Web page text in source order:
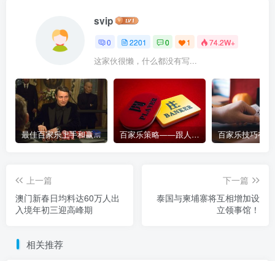
svip
0 2201 0 1 74.2W+
这家伙很懒，什么都没有写...
最佳百家乐上手和赢钱指南 – 终极版 百家乐策略——跟人胜过跟路
上一篇
澳门新春日均料达60万人出
入境年初三迎高峰期
下一篇
泰国与柬埔寨将互相增加设
立领事馆！
相关推荐